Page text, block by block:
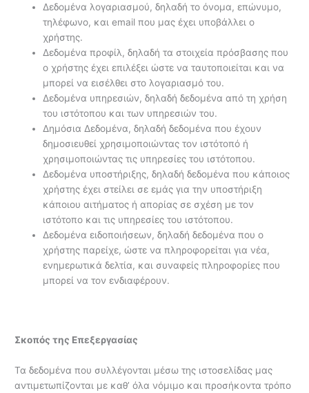
Δεδομένα λογαριασμού, δηλαδή το όνομα, επώνυμο,
τηλέφωνο, και email που μας έχει υποβάλλει ο
χρήστης.
Δεδομένα προφίλ, δηλαδή τα στοιχεία πρόσβασης που
ο χρήστης έχει επιλέξει ώστε να ταυτοποιείται και να
μπορεί να εισέλθει στο λογαριασμό του.
Δεδομένα υπηρεσιών, δηλαδή δεδομένα από τη χρήση
του ιστότοπου και των υπηρεσιών του.
Δημόσια Δεδομένα, δηλαδή δεδομένα που έχουν
δημοσιευθεί χρησιμοποιώντας τον ιστότοπό ή
χρησιμοποιώντας τις υπηρεσίες του ιστότοπου.
Δεδομένα υποστήριξης, δηλαδή δεδομένα που κάποιος
χρήστης έχει στείλει σε εμάς για την υποστήριξη
κάποιου αιτήματος ή απορίας σε σχέση με τον
ιστότοπο και τις υπηρεσίες του ιστότοπου.
Δεδομένα ειδοποιήσεων, δηλαδή δεδομένα που ο
χρήστης παρείχε, ώστε να πληροφορείται για νέα,
ενημερωτικά δελτία, και συναφείς πληροφορίες που
μπορεί να τον ενδιαφέρουν.
Σκοπός της Επεξεργασίας
Τα δεδομένα που συλλέγονται μέσω της ιστοσελίδας μας
αντιμετωπίζονται με καθ’ όλα νόμιμο και προσήκοντα τρόπο